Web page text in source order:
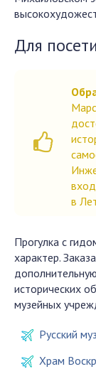
Для
в
Прогулка с
характер.
исторических
музейных
Русский
Храм